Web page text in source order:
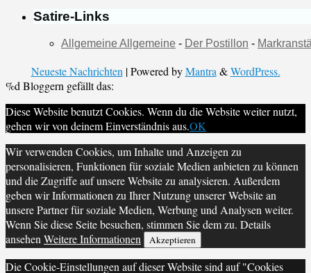
Satire-Links
Allgemeine Allgemeine - Der Postillon -
Neueste Nachrichten | Powered byMantra &WordPress.
%d Bloggern gefällt das:
Diese Website benutzt Cookies. Wenn du die Website weiter nutzt,
gehen wir von deinem Einverständnis aus.OK
Wir verwenden Cookies, um Inhalte und Anzeigen zu
personalisieren, Funktionen für soziale Medien anbieten zu können
und die Zugriffe auf unsere Website zu analysieren. Außerdem
geben wir Informationen zu Ihrer Nutzung unserer Website an
unsere Partner für soziale Medien, Werbung und Analysen weiter.
Wenn Sie diese Seite besuchen, stimmen Sie dem zu. Details
ansehen Weitere Informationen Akzeptieren
Die Cookie-Einstellungen auf dieser Website sind auf "Cookies